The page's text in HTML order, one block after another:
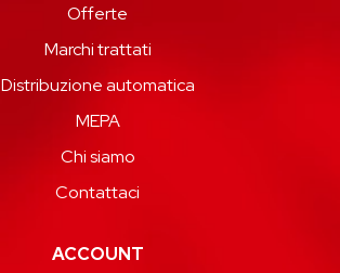
Offerte
Marchi trattati
Distribuzione automatica
MEPA
Chi siamo
Contattaci
ACCOUNT